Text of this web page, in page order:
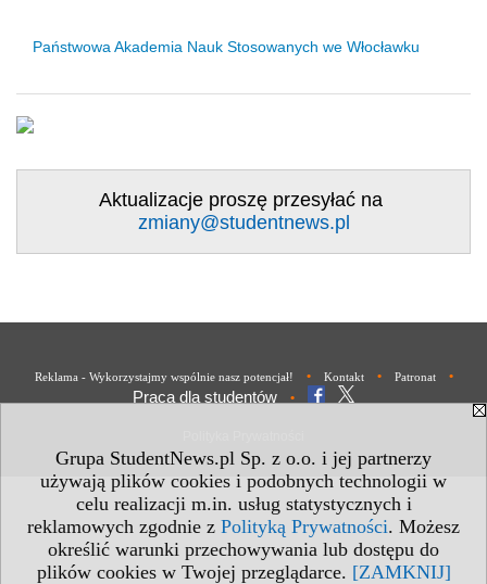
Grupa StudentNews.pl Sp. z o.o. i jej partnerzy
używają plików cookies i podobnych technologii w
celu realizacji m.in. usług statystycznych i
reklamowych zgodnie z Polityką Prywatności. Możesz
określić warunki przechowywania lub dostępu do
plików cookies w Twojej przeglądarce. [ZAMKNIJ]
Państwowa Akademia Nauk Stosowanych we Włocławku
Aktualizacje proszę przesyłać na
zmiany@studentnews.pl
Reklama - Wykorzystajmy wspólnie nasz potencjał! • Kontakt • Patronat •
Praca dla studentów •